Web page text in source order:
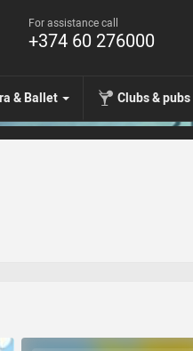
For assistance call
+374 60 276000
& Ballet Clubs & pubs